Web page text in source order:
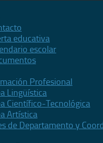
educativa
escolar
Profesional
Lingüística
Científico-Tecnológica
Artística
de Departamento y